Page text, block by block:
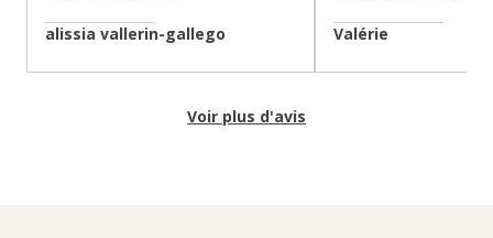
alissia vallerin-gallego Valérie
Voir plus d'avis